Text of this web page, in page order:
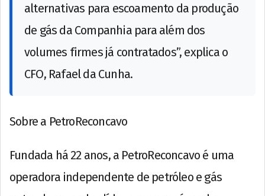
alternativas para escoamento da produção
de gás da Companhia para além dos
volumes firmes já contratados”, explica o
CFO, Rafael da Cunha.
Sobre a PetroReconcavo
Fundada há 22 anos, a PetroReconcavo é uma
operadora independente de petróleo e gás